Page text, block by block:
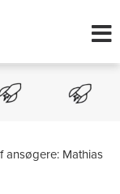
ansøgere: Mathias